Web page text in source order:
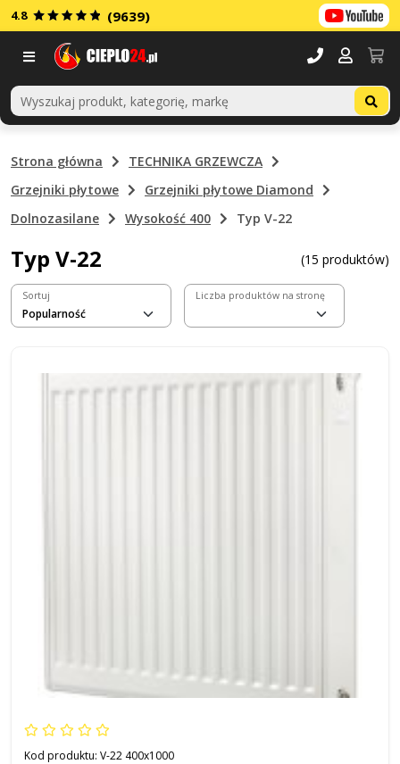
4.8 (9639)
Strona główna
TECHNIKA GRZEWCZA
Grzejniki płytowe
Grzejniki płytowe Diamond
Dolnozasilane
Wysokość 400 Typ V-22
Typ V-22 (15 produktów)
Sortuj Liczba produktów na stronę
Kod produktu: V-22 400x1000